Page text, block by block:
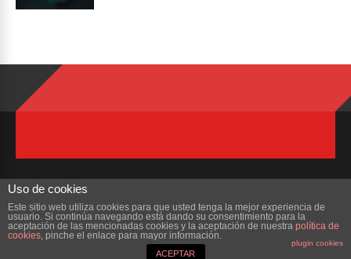
Copyright © 2023 ZonaMMORPG.com. Todos los derechos reservados
¿Quienes Somos? Colabora Contacto
Uso de cookies
Este sitio web utiliza cookies para que usted tenga la mejor experiencia de
usuario. Si continúa navegando está dando su consentimiento para la
aceptación de las mencionadas cookies y la aceptación de nuestra política de
cookies, pinche el enlace para mayor información.
plugin cookies
ACEPTAR